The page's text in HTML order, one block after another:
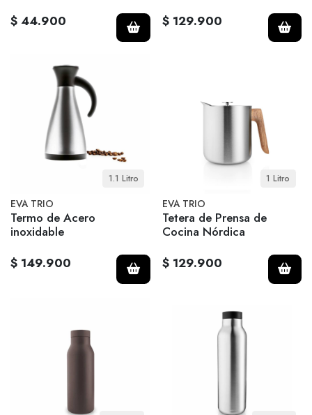
$ 44.900
$ 129.900
1.1 Litro
EVA TRIO
Termo de Acero
inoxidable
$ 149.900
1 Litro
EVA TRIO
Tetera de Prensa de
Cocina Nórdica
$ 129.900